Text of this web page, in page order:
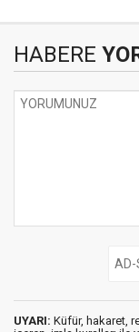
HABERE
UYARI: Küfür, hakaret,